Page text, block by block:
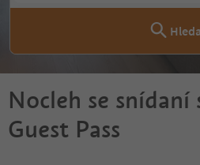
Nocleh se snídaní
Guest Pass